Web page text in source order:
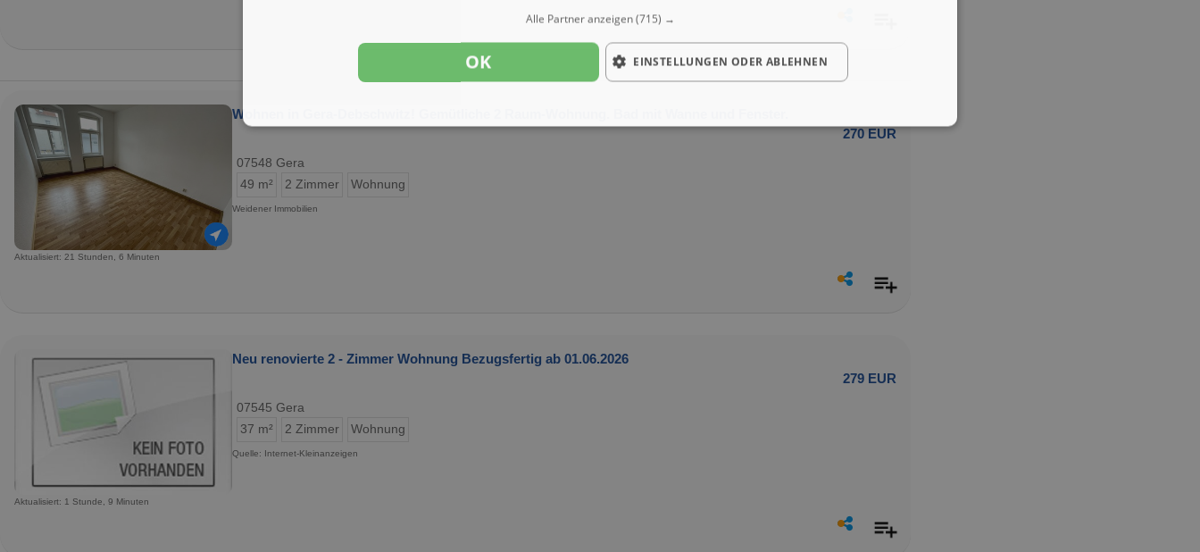
Wohnen in Gera-Debschwitz! Gemütliche 2 Raum-Wohnung. Bad mit Wanne und Fenster.
270 EUR
07548 Gera
49 m²
2 Zimmer Wohnung
Weidener Immobilien
Aktualisiert: 21 Stunden, 6 Minuten
Neu renovierte 2 - Zimmer Wohnung Bezugsfertig ab 01.06.2026
279 EUR
07545 Gera
37 m²
2 Zimmer Wohnung
Quelle: Internet-Kleinanzeigen
Aktualisiert: 1 Stunde, 9 Minuten
Alle Partner anzeigen(715) →
OK EINSTELLUNGEN ODER ABLEHNEN